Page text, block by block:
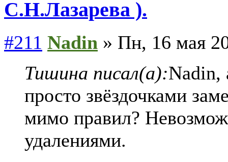
С.Н.Лазарева ).
#211 Nadin » Пн, 16 мая
Тишина писал(а):Nadin,
просто звёздочками
мимо правил?
удалениями.